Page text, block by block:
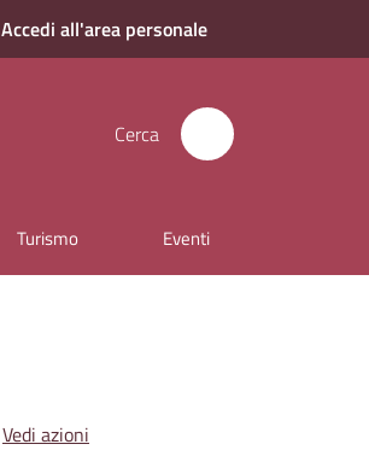
Accedi all'area personale
Cerca
Turismo Eventi
Vedi azioni